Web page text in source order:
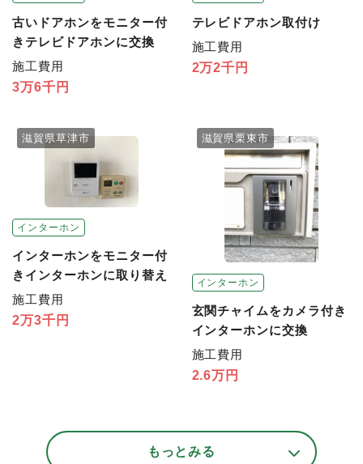
古いドアホンをモニター付
きテレビドアホンに交換
施工費用
3万6千円
テレビドアホン取付け
施工費用
2万2千円
インターホン
滋賀県草津市
インターホンをモニター付
きインターホンに取り替え
施工費用
2万3千円
インターホン
滋賀県栗東市
玄関チャイムをカメラ付き
インターホンに交換
施工費用
2.6万円
もっとみる